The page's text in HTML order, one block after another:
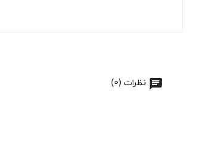
نظرات (0)